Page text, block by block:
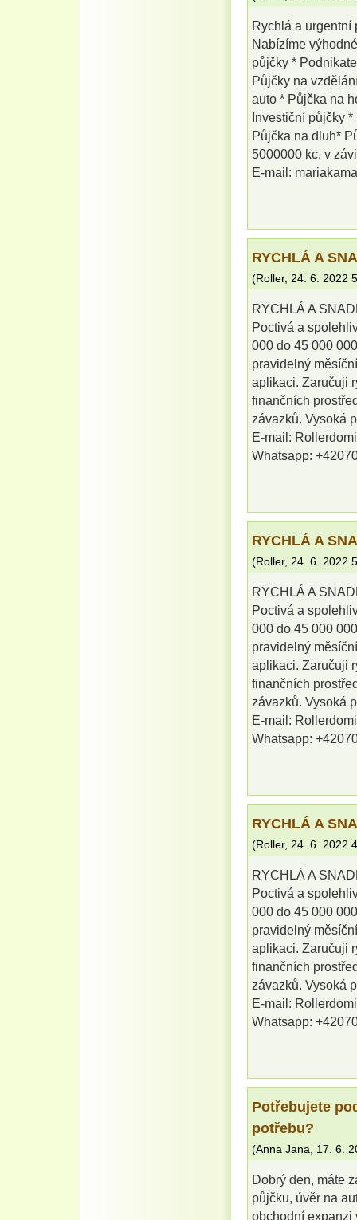
Rychlá a urgentní
Nabízíme
půjčky *
Půjčky na
auto * Půjčka na
Investiční půjčky
Půjčka na dluh*
5000000 kc. v
E-mail:
RYCHLÁ A
(Roller, 24. 6. 2022
RYCHLÁ A
Poctivá a
000 do 45 000
pravidelný
aplikaci. Zaručuji
finančních
závazků. Vysoká
E-mail:
Whatsapp:
RYCHLÁ A
(Roller, 24. 6. 2022
RYCHLÁ A
Poctivá a
000 do 45 000
pravidelný
aplikaci. Zaručuji
finančních
závazků. Vysoká
E-mail:
Whatsapp:
RYCHLÁ A
(Roller, 24. 6. 2022
RYCHLÁ A
Poctivá a
000 do 45 000
pravidelný
aplikaci. Zaručuji
finančních
závazků. Vysoká
E-mail:
Whatsapp:
Potřebujete
potřebu?
(Anna Jana 17. 6.
Dobrý den, máte
půjčku, úvěr na
obchodní expanzi